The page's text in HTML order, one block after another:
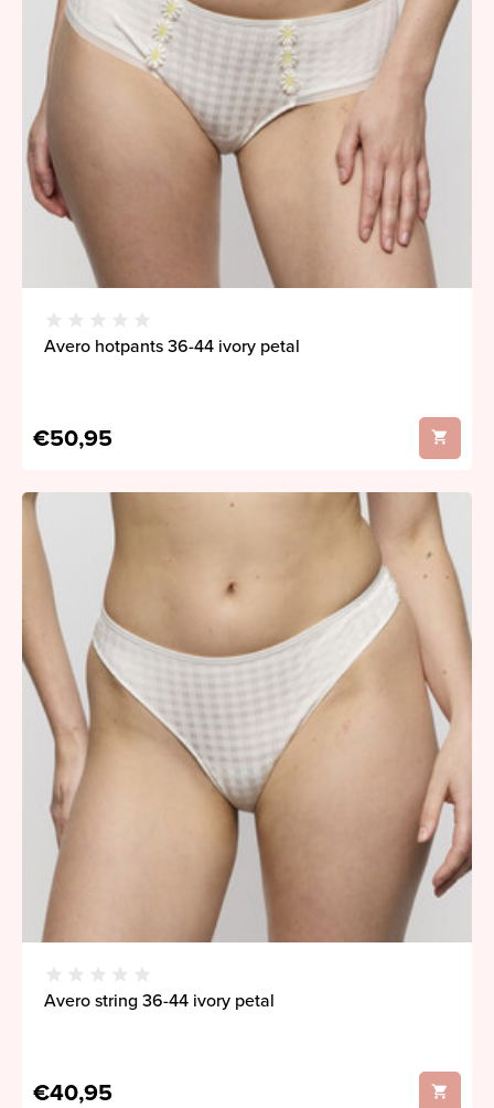
Avero hotpants 36-44 ivory petal
€50,95
Avero string 36-44 ivory petal
€40,95